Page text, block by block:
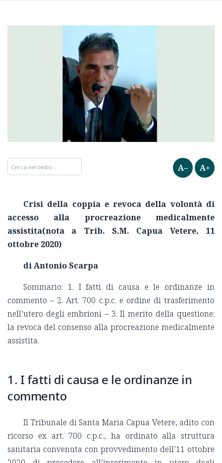
A– A+
Crisi della coppia e revoca della volontà di
accesso alla procreazione medicalmente
assistita(nota a Trib. S.M. Capua Vetere, 11
ottobre 2020)
di Antonio Scarpa
Sommario: 1. I fatti di causa e le ordinanze in
commento – 2. Art. 700 c.p.c. e ordine di trasferimento
nell’utero degli embrioni – 3. Il merito della questione:
la revoca del consenso alla procreazione medicalmente
assistita.
1. I fatti di causa e le ordinanze in
commento
Il Tribunale di Santa Maria Capua Vetere, adito con
ricorso ex art. 700 c.p.c., ha ordinato alla struttura
sanitaria convenuta con provvedimento dell’11 ottobre